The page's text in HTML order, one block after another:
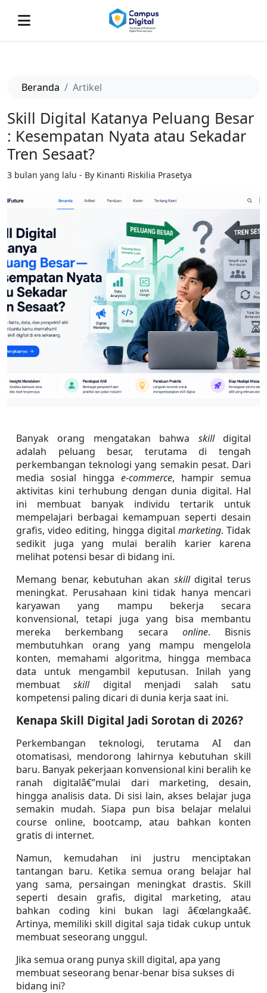
Beranda Artikel
Skill Digital Katanya Peluang Besar
: Kesempatan Nyata atau Sekadar
Tren Sesaat?
3 bulan yang lalu - By Kinanti Riskilia Prasetya
Banyak orang mengatakan bahwa skill digital
adalah peluang besar, terutama di tengah
perkembangan teknologi yang semakin pesat. Dari
media sosial hingga e-commerce, hampir semua
aktivitas kini terhubung dengan dunia digital. Hal
ini membuat banyak individu tertarik untuk
mempelajari berbagai kemampuan seperti desain
grafis, video editing, hingga digital marketing. Tidak
sedikit juga yang mulai beralih karier karena
melihat potensi besar di bidang ini.
Memang benar, kebutuhan akan skill digital terus
meningkat. Perusahaan kini tidak hanya mencari
karyawan yang mampu bekerja secara
konvensional, tetapi juga yang bisa membantu
mereka berkembang secara online. Bisnis
membutuhkan orang yang mampu mengelola
konten, memahami algoritma, hingga membaca
data untuk mengambil keputusan. Inilah yang
membuat skill digital menjadi salah satu
kompetensi paling dicari di dunia kerja saat ini.
Kenapa Skill Digital Jadi Sorotan di 2026?
Perkembangan teknologi, terutama AI dan
otomatisasi, mendorong lahirnya kebutuhan skill
baru. Banyak pekerjaan konvensional kini beralih ke
ranah digitalâ€”mulai dari marketing, desain,
hingga analisis data. Di sisi lain, akses belajar juga
semakin mudah. Siapa pun bisa belajar melalui
course online, bootcamp, atau bahkan konten
gratis di internet.
Namun, kemudahan ini justru menciptakan
tantangan baru. Ketika semua orang belajar hal
yang sama, persaingan meningkat drastis. Skill
seperti desain grafis, digital marketing, atau
bahkan coding kini bukan lagi â€œlangkaâ€.
Artinya, memiliki skill digital saja tidak cukup untuk
membuat seseorang unggul.
Jika semua orang punya skill digital, apa yang
membuat seseorang benar-benar bisa sukses di
bidang ini?